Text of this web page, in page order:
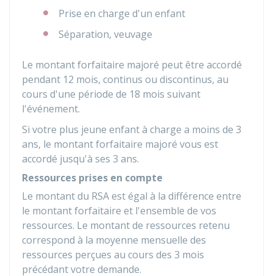
Prise en charge d'un enfant
Séparation, veuvage
Le montant forfaitaire majoré peut être accordé
pendant 12 mois, continus ou discontinus, au
cours d'une période de 18 mois suivant
l'événement.
Si votre plus jeune enfant à charge a moins de 3
ans, le montant forfaitaire majoré vous est
accordé jusqu'à ses 3 ans.
Ressources prises en compte
Le montant du RSA est égal à la différence entre
le montant forfaitaire et l'ensemble de vos
ressources. Le montant de ressources retenu
correspond à la moyenne mensuelle des
ressources perçues au cours des 3 mois
précédant votre demande.